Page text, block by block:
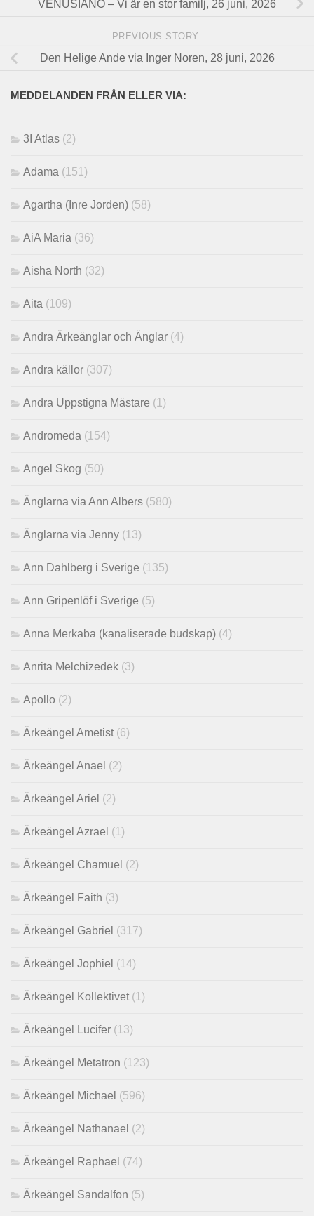
VENUSIANO – Vi är en stor familj, 26 juni, 2026
PREVIOUS STORY
Den Helige Ande via Inger Noren, 28 juni, 2026
MEDDELANDEN FRÅN ELLER VIA:
3I Atlas (2)
Adama (151)
Agartha (Inre Jorden) (58)
AiA Maria (36)
Aisha North (32)
Aita (109)
Andra Ärkeänglar och Änglar (4)
Andra källor (307)
Andra Uppstigna Mästare (1)
Andromeda (154)
Angel Skog (50)
Änglarna via Ann Albers (580)
Änglarna via Jenny (13)
Ann Dahlberg i Sverige (135)
Ann Gripenlöf i Sverige (5)
Anna Merkaba (kanaliserade budskap) (4)
Anrita Melchizedek (3)
Apollo (2)
Ärkeängel Ametist (6)
Ärkeängel Anael (2)
Ärkeängel Ariel (2)
Ärkeängel Azrael (1)
Ärkeängel Chamuel (2)
Ärkeängel Faith (3)
Ärkeängel Gabriel (317)
Ärkeängel Jophiel (14)
Ärkeängel Kollektivet (1)
Ärkeängel Lucifer (13)
Ärkeängel Metatron (123)
Ärkeängel Michael (596)
Ärkeängel Nathanael (2)
Ärkeängel Raphael (74)
Ärkeängel Sandalfon (5)